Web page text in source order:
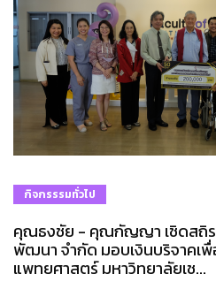
กิจกรรรมทั่วไป
คุณธงชัย - คุณกัญญา เชิดสถิร
พัฒนา จำกัด มอบเงินบริจาค
แพทยศาสตร์ มหาวิทยาลัยเช...